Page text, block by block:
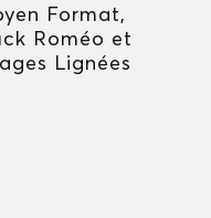
Format,
Roméo et
Lignées